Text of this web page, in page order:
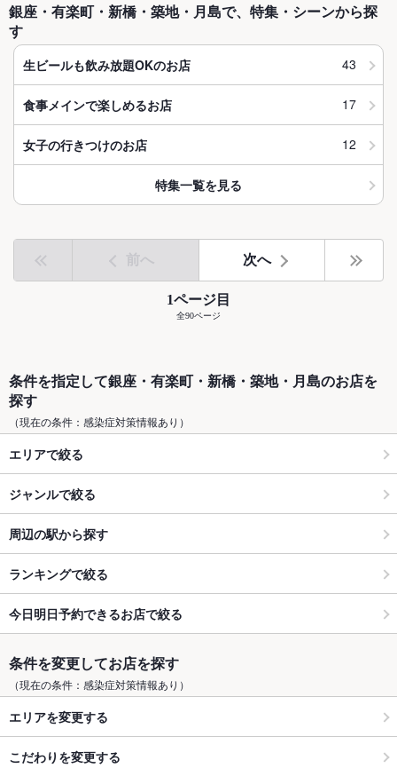
銀座・有楽町・新橋・築地・月島で、特集・シーンから探
す
生ビールも飲み放題OKのお店 43
食事メインで楽しめるお店 17
女子の行きつけのお店 12
特集一覧を見る
前へ 次へ
1ページ目
全90ページ
条件を指定して銀座・有楽町・新橋・築地・月島のお店を
探す
（現在の条件：感染症対策情報あり）
エリアで絞る
ジャンルで絞る
周辺の駅から探す
ランキングで絞る
今日明日予約できるお店で絞る
条件を変更してお店を探す
（現在の条件：感染症対策情報あり）
エリアを変更する
こだわりを変更する